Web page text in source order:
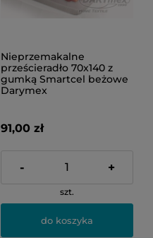
Nieprzemakalne
prześcieradło 70x140 z
gumką Smartcel beżowe
Darymex
91,00 zł
- +
szt.
do koszyka